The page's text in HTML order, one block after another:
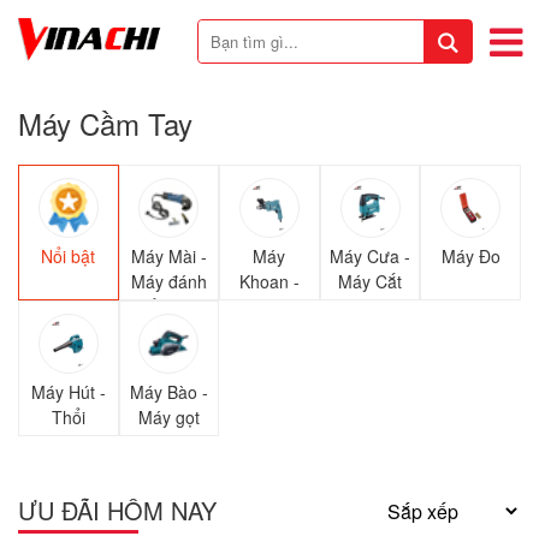
Máy Cầm Tay
Nổi bật
Máy Mài -
Máy đánh
giấy giáp
Máy
Khoan -
Máy Cưa -
Máy Cắt
Máy Đo
Máy Hút -
Thổi
Máy Bào -
Máy gọt
ƯU ĐÃI HÔM NAY